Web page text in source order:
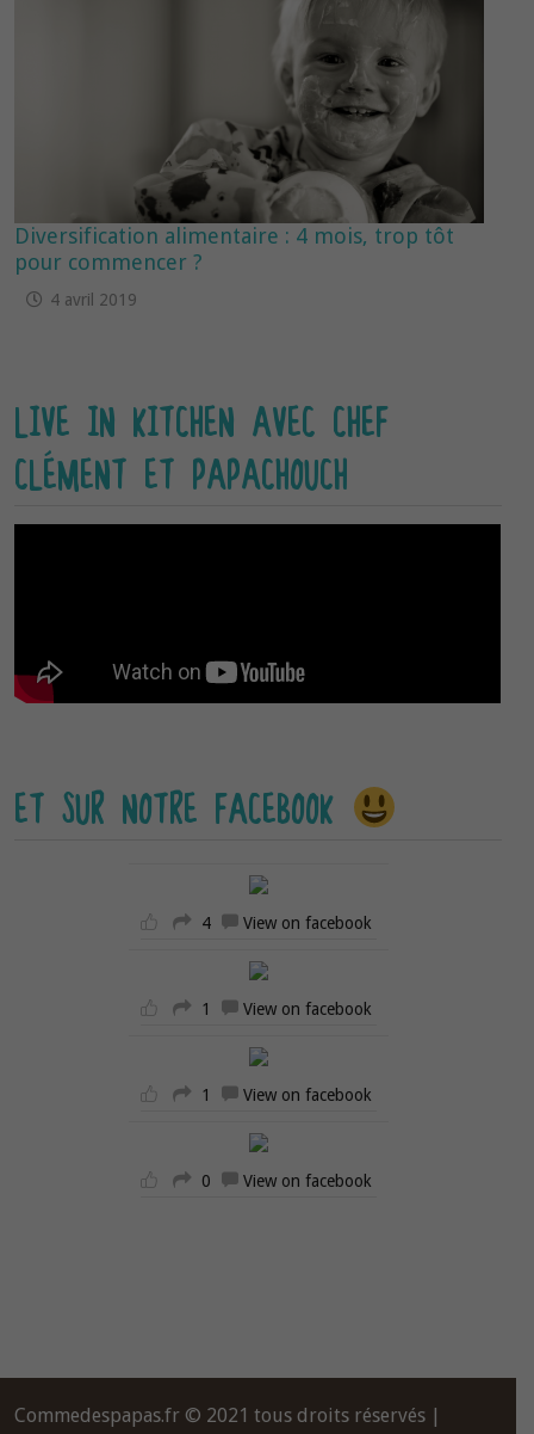
Diversification alimentaire : 4 mois, trop tôt
pour commencer ?
4 avril 2019
LIVE IN KITCHEN AVEC CHEF
CLÉMENT ET PAPACHOUCH
ET SUR NOTRE FACEBOOK
4 View on facebook
1 View on facebook
1 View on facebook
0 View on facebook
Commedespapas.fr © 2021 tous droits réservés |